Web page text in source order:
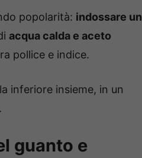
popolarità: indossare un
acqua calda e aceto
pollice e indice.
inferiore insieme, in un
.
guanto e